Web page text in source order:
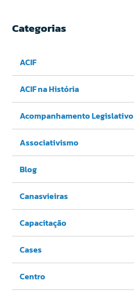
Categorias
ACIF
ACIF na História
Acompanhamento Legislativo
Associativismo
Blog
Canasvieiras
Capacitação
Cases
Centro